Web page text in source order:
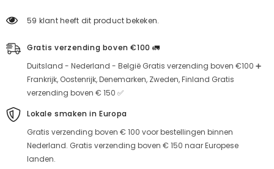
59 klant heeft dit product bekeken.
Gratis verzending boven €100 🚛
Duitsland - Nederland - België Gratis verzending boven €100 ➕
Frankrijk, Oostenrijk, Denemarken, Zweden, Finland Gratis
verzending boven € 150 ✅
Lokale smaken in Europa
Gratis verzending boven € 100 voor bestellingen binnen
Nederland. Gratis verzending boven € 150 naar Europese
landen.